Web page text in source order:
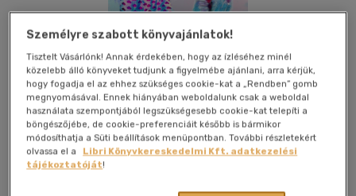
Személyre szabott könyvajánlatok!
Tisztelt Vásárlónk! Annak érdekében, hogy az ízléséhez minél
közelebb álló könyveket tudjunk a figyelmébe ajánlani, arra kérjük,
hogy fogadja el az ehhez szükséges cookie-kat a „Rendben” gomb
megnyomásával. Ennek hiányában weboldalunk csak a weboldal
használata szempontjából legszükségesebb cookie-kat telepíti a
böngészőjébe, de cookie-preferenciáit később is bármikor
módosíthatja a Süti beállítások menüpontban. További részletekért
olvassa el a
Libri Könyvkereskedelmi Kft. adatkezelési
tájékoztatóját!